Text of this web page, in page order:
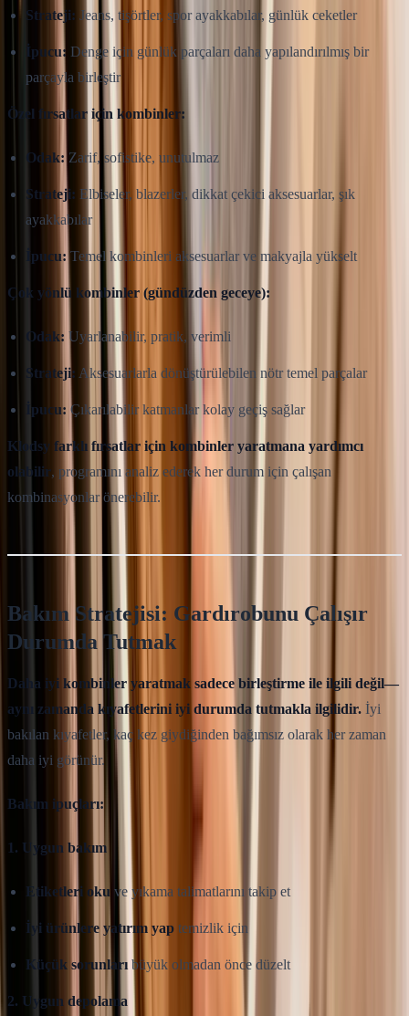
Strateji: Jeans, tişörtler, spor ayakkabılar, günlük ceketler
İpucu: Denge için günlük parçaları daha yapılandırılmış bir
parçayla birleştir
Özel fırsatlar için kombinler:
Odak: Zarif, sofistike, unutulmaz
Strateji: Elbiseler, blazerler, dikkat çekici aksesuarlar, şık
ayakkabılar
İpucu: Temel kombinleri aksesuarlar ve makyajla yükselt
Çok yönlü kombinler (gündüzden geceye):
Odak: Uyarlanabilir, pratik, verimli
Strateji: Aksesuarlarla dönüştürülebilen nötr temel parçalar
İpucu: Çıkarılabilir katmanlar kolay geçiş sağlar
Klodsy farklı fırsatlar için kombinler yaratmana yardımcı
olabilir, programını analiz ederek her durum için çalışan
kombinasyonlar önerebilir.
Bakım Stratejisi: Gardırobunu Çalışır
Durumda Tutmak
Daha iyi kombinler yaratmak sadece birleştirme ile ilgili değil—
aynı zamanda kıyafetlerini iyi durumda tutmakla ilgilidir. İyi
bakılan kıyafetler, kaç kez giydiğinden bağımsız olarak her zaman
daha iyi görünür.
Bakım ipuçları:
1. Uygun bakım
Etiketleri oku ve yıkama talimatlarını takip et
İyi ürünlere yatırım yap temizlik için
Küçük sorunları büyük olmadan önce düzelt
2. Uygun depolama